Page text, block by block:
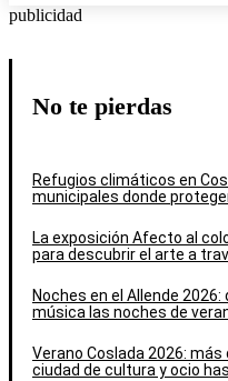
publicidad
No te pierdas
Refugios climáticos en
municipales donde
La exposición Afecto al
para descubrir el arte a
Noches en el Allende
música las noches de
Verano Coslada 2026:
ciudad de cultura y ocio